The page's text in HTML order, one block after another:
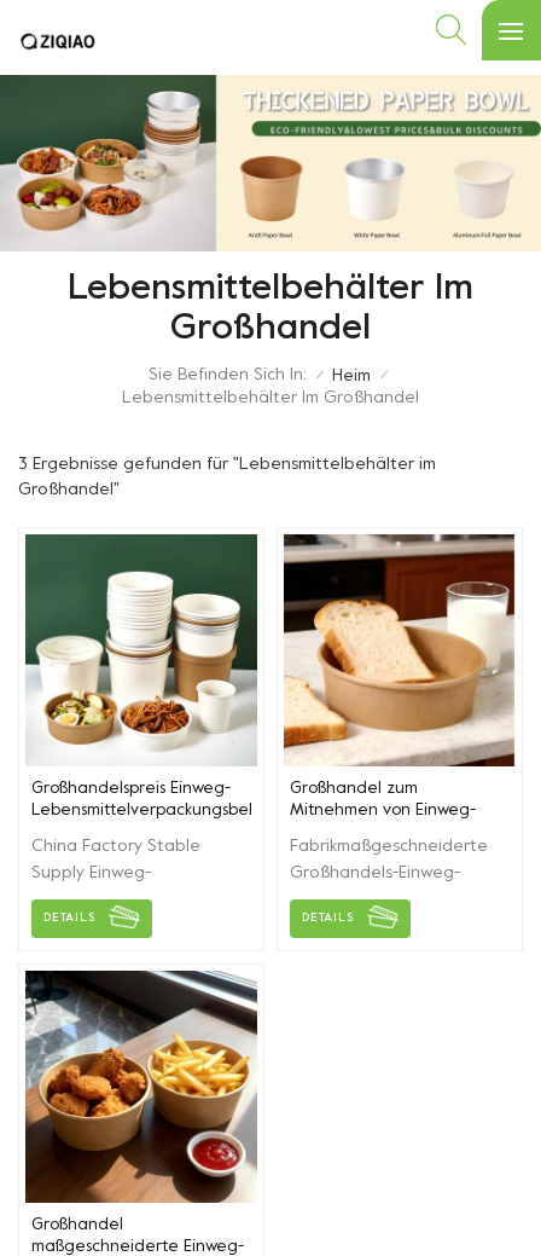
Lebensmittelbehälter Im
Großhandel
Sie Befinden Sich In: / Heim /
Lebensmittelbehälter Im Großhandel
3 Ergebnisse gefunden für "Lebensmittelbehälter im
Großhandel"
Großhandelspreis Einweg-
Lebensmittelverpackungsbehälter
China Factory Stable
Supply Einweg-
Papierschüssel für
Lebensmittelverpackungen
Importiertes Glimmer-
Kraftpapier in
Lebensmittelqualität mit
Doppelbeschichtung.
DETAILS
Großhandel zum
Mitnehmen von Einweg-
Papierschüssel mit Deckel
Fabrikmaßgeschneiderte
Großhandels-Einweg-
Lebensmittelbehälter mit
Deckel, für Mittagessen,
DETAILS
Großhandel
maßgeschneiderte Einweg-